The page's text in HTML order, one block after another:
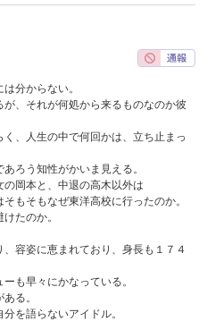
分からない。
、それが何処から来るものなのか彼
、人生の中で何回かは、立ち止まっ
ろう知性がかいま見える。
の岡本と、中退の高木以外は
もそもなぜ東洋高校に行ったのか。
たのか。
容姿に恵まれており、身長も１７４
も早々にかなっている。
る。
を語らないアイドル。